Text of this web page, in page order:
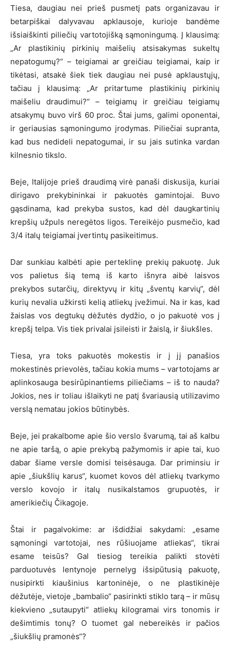
Tiesa, daugiau nei prieš pusmetį pats organizavau ir
betarpiškai dalyvavau apklausoje, kurioje bandėme
išsiaiškinti piliečių vartotojišką sąmoningumą. Į klausimą:
„Ar plastikinių pirkinių maišelių atsisakymas sukeltų
nepatogumų?“ – teigiamai ar greičiau teigiamai, kaip ir
tikėtasi, atsakė šiek tiek daugiau nei pusė apklaustųjų,
tačiau į klausimą: „Ar pritartume plastikinių pirkinių
maišeliu draudimui?“ – teigiamų ir greičiau teigiamų
atsakymų buvo virš 60 proc. Štai jums, galimi oponentai,
ir geriausias sąmoningumo įrodymas. Piliečiai supranta,
kad bus nedideli nepatogumai, ir su jais sutinka vardan
kilnesnio tikslo.
Beje, Italijoje prieš draudimą virė panaši diskusija, kuriai
dirigavo prekybininkai ir pakuotės gamintojai. Buvo
gąsdinama, kad prekyba sustos, kad dėl daugkartinių
krepšių užpuls neregėtos ligos. Tereikėjo pusmečio, kad
3/4 italų teigiamai įvertintų pasikeitimus.
Dar sunkiau kalbėti apie perteklinę prekių pakuotę. Juk
vos palietus šią temą iš karto išnyra aibė laisvos
prekybos sutarčių, direktyvų ir kitų „šventų karvių“, dėl
kurių nevalia užkirsti kelią atliekų įvežimui. Na ir kas, kad
žaislas vos degtukų dėžutės dydžio, o jo pakuotė vos į
krepšį telpa. Vis tiek privalai įsileisti ir žaislą, ir šiukšles.
Tiesa, yra toks pakuotės mokestis ir į jį panašios
mokestinės prievolės, tačiau kokia mums – vartotojams ar
aplinkosauga besirūpinantiems piliečiams – iš to nauda?
Jokios, nes ir toliau išlaikyti ne patį švariausią utilizavimo
verslą nematau jokios būtinybės.
Beje, jei prakalbome apie šio verslo švarumą, tai aš kalbu
ne apie taršą, o apie prekybą pažymomis ir apie tai, kuo
dabar šiame versle domisi teisėsauga. Dar priminsiu ir
apie „šiukšlių karus“, kuomet kovos dėl atliekų tvarkymo
verslo kovojo ir italų nusikalstamos grupuotės, ir
amerikiečių Čikagoje.
Štai ir pagalvokime: ar išdidžiai sakydami: „esame
sąmoningi vartotojai, nes rūšiuojame atliekas“, tikrai
esame teisūs? Gal tiesiog tereikia palikti stovėti
parduotuvės lentynoje pernelyg išsipūtusią pakuotę,
nusipirkti kiaušinius kartoninėje, o ne plastikinėje
dėžutėje, vietoje „bambalio“ pasirinkti stiklo tarą – ir mūsų
kiekvieno „sutaupyti“ atliekų kilogramai virs tonomis ir
dešimtimis tonų? O tuomet gal nebereikės ir pačios
„šiukšlių pramonės“?